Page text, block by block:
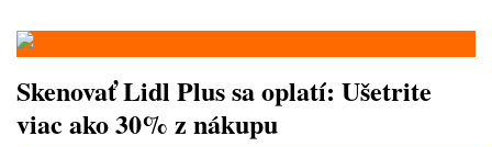
Skenovať Lidl Plus sa oplatí: Ušetrite
viac ako 30% z nákupu